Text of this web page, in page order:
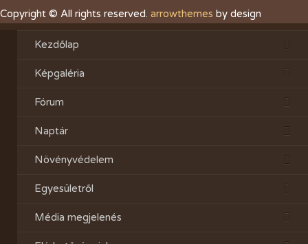
Copyright © All rights reserved. arrowthemes by design
Kezdőlap
Képgaléria
Fórum
Naptár
Növényvédelem
Egyesületről
Média megjelenés